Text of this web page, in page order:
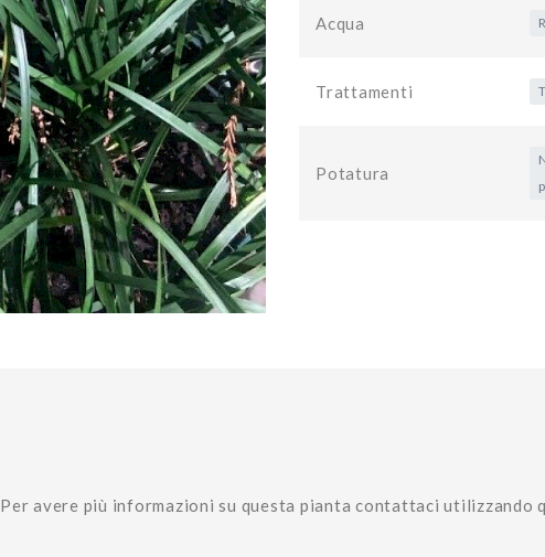
Acqua
Trattamenti
Potatura
Per avere più informazioni su questa pianta contattaci utilizzando